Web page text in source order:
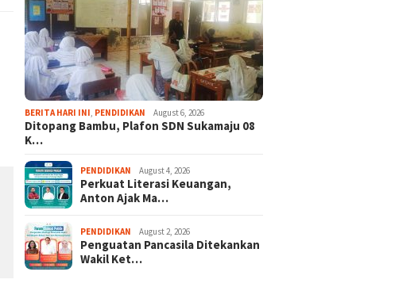
BERITA HARI INI PENDIDIKAN August 6, 2026
Ditopang Bambu, Plafon SDN Sukamaju 08
K…
PENDIDIKAN August 4, 2026
Perkuat Literasi Keuangan,
Anton Ajak Ma…
PENDIDIKAN August 2, 2026
Penguatan Pancasila Ditekankan
Wakil Ket…